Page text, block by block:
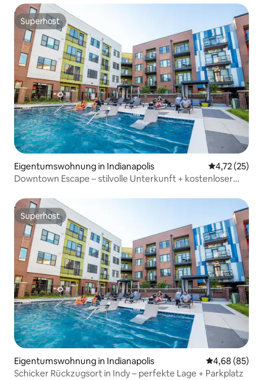
Superhost
Superhost
Eigentumswohnung in Indianapolis
4,72 (25)
Downtown Escape – stilvolle Unterkunft + kostenloser
Superhost
Superhost
Eigentumswohnung in Indianapolis
4,68 (85)
Schicker Rückzugsort in Indy – perfekte Lage + Parkplatz